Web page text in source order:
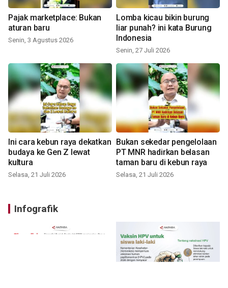
Pajak marketplace: Bukan
aturan baru
Senin, 3 Agustus 2026
Lomba kicau bikin burung
liar punah? ini kata Burung
Indonesia
Senin, 27 Juli 2026
Ini cara kebun raya dekatkan
budaya ke Gen Z lewat
kultura
Selasa, 21 Juli 2026
Bukan sekedar pengelolaan
PT MNR hadirkan belasan
taman baru di kebun raya
Selasa, 21 Juli 2026
Infografik